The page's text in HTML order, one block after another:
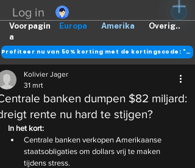
Log in
Europa Amerika Overig..
Voorpagin
a
Profiteer nu van 50% korting met de kortingscode: "DANK"
banken dumpen $82 miljard:
rente nu hard te stijgen?
Kolivier Jager
31 mrt
In het kort:
Centrale banken verkopen Amerikaanse
staatsobligaties om dollars vrij te maken
tijdens stress.